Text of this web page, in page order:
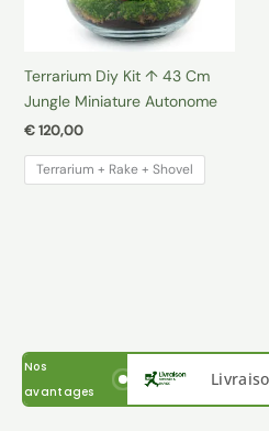
Terrarium Diy Kit ↑ 43 Cm
Jungle Miniature Autonome
€120,00
Terrarium + Rake + Shovel
Nos
avantages